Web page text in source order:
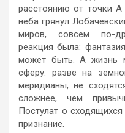
расстоянию от точки
неба грянул
миров, совсем по-
реакция была:
может быть. А жизнь
сферу: разве на
меридианы, не
сложнее, чем
Постулат о сходящихся
признание.